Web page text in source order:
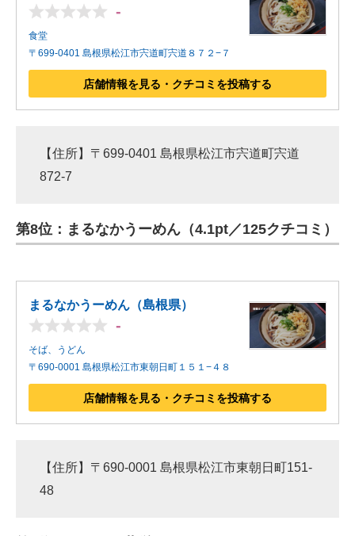
-
食堂
〒699-0401 島根県松江市宍道町宍道８７２−７
店舗情報を見る・クチコミを投稿する
【住所】〒699-0401 島根県松江市宍道町宍道
872-7
第8位：まるなかうーめん（4.1pt／125クチコミ）
まるなかうーめん（島根県）
-
そば、うどん
〒690-0001 島根県松江市東朝日町１５１−４８
店舗情報を見る・クチコミを投稿する
【住所】〒690-0001 島根県松江市東朝日町151-
48